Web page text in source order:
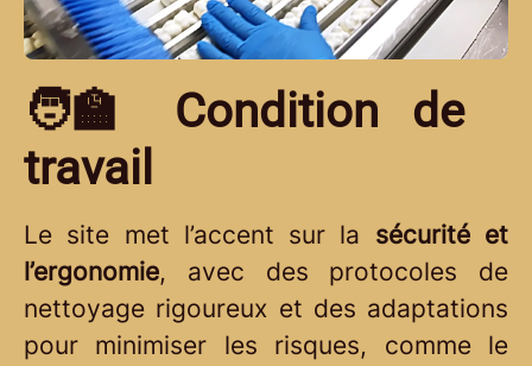
🧑‍🏫 Condition de
travail
Le site met l’accent sur la sécurité et
l’ergonomie, avec des protocoles de
nettoyage rigoureux et des adaptations
pour minimiser les risques, comme le